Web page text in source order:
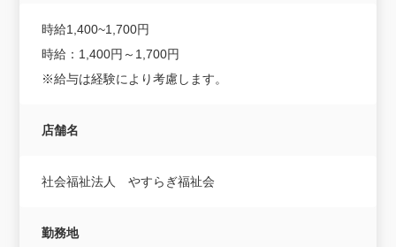
時給1,400~1,700円
時給：1,400円～1,700円
※給与は経験により考慮します。
店舗名
社会福祉法人 やすらぎ福祉会
勤務地